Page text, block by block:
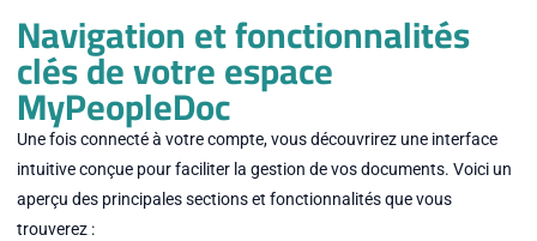
Navigation et fonctionnalités
clés de votre espace
MyPeopleDoc
Une fois connecté à votre compte, vous découvrirez une interface
intuitive conçue pour faciliter la gestion de vos documents. Voici un
aperçu des principales sections et fonctionnalités que vous
trouverez :